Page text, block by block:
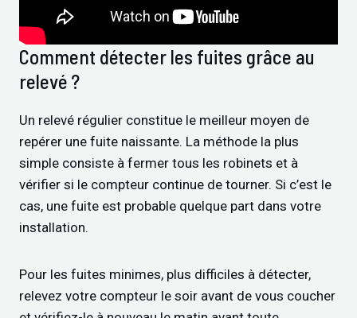
Comment détecter les fuites grâce au
relevé ?
Un relevé régulier constitue le meilleur moyen de
repérer une fuite naissante. La méthode la plus
simple consiste à fermer tous les robinets et à
vérifier si le compteur continue de tourner. Si c’est le
cas, une fuite est probable quelque part dans votre
installation.
Pour les fuites minimes, plus difficiles à détecter,
relevez votre compteur le soir avant de vous coucher